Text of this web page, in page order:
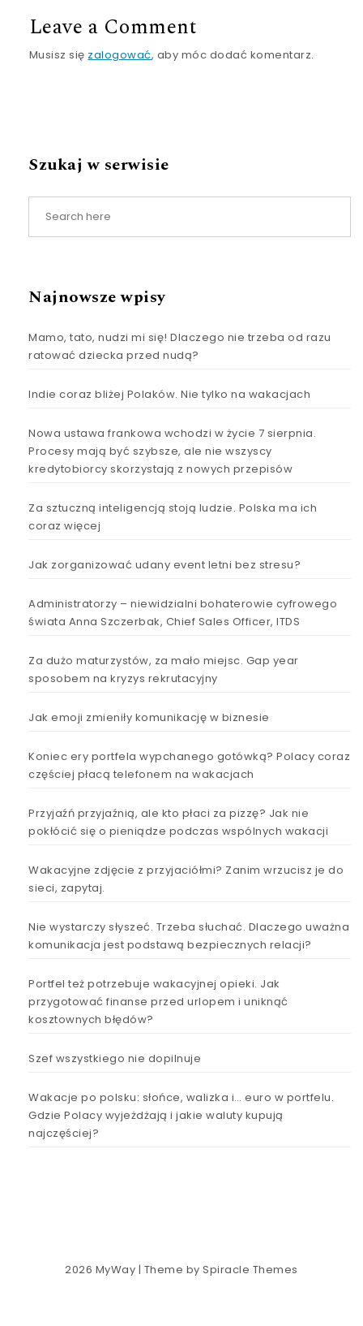
Leave a Comment
Musisz się zalogować, aby móc dodać komentarz.
Szukaj w serwisie
Najnowsze wpisy
Mamo, tato, nudzi mi się! Dlaczego nie trzeba od razu
ratować dziecka przed nudą?
Indie coraz bliżej Polaków. Nie tylko na wakacjach
Nowa ustawa frankowa wchodzi w życie 7 sierpnia.
Procesy mają być szybsze, ale nie wszyscy
kredytobiorcy skorzystają z nowych przepisów
Za sztuczną inteligencją stoją ludzie. Polska ma ich
coraz więcej
Jak zorganizować udany event letni bez stresu?
Administratorzy – niewidzialni bohaterowie cyfrowego
świata Anna Szczerbak, Chief Sales Officer, ITDS
Za dużo maturzystów, za mało miejsc. Gap year
sposobem na kryzys rekrutacyjny
Jak emoji zmieniły komunikację w biznesie
Koniec ery portfela wypchanego gotówką? Polacy coraz
częściej płacą telefonem na wakacjach
Przyjaźń przyjaźnią, ale kto płaci za pizzę? Jak nie
pokłócić się o pieniądze podczas wspólnych wakacji
Wakacyjne zdjęcie z przyjaciółmi? Zanim wrzucisz je do
sieci, zapytaj.
Nie wystarczy słyszeć. Trzeba słuchać. Dlaczego uważna
komunikacja jest podstawą bezpiecznych relacji?
Portfel też potrzebuje wakacyjnej opieki. Jak
przygotować finanse przed urlopem i uniknąć
kosztownych błędów?
Szef wszystkiego nie dopilnuje
Wakacje po polsku: słońce, walizka i… euro w portfelu.
Gdzie Polacy wyjeżdżają i jakie waluty kupują
najczęściej?
2026 MyWay | Theme bySpiracle Themes